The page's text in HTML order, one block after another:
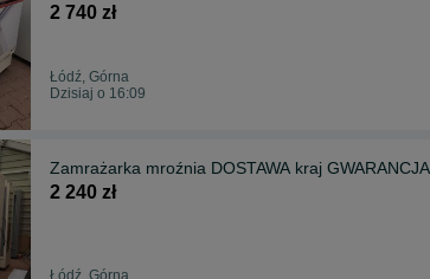
2 740 zł
Łódź, Górna
Dzisiaj o 16:09
Zamrażarka mroźnia DOSTAWA kraj
2 240 zł
Łódź, Górna